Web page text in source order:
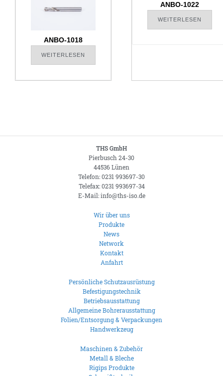
ANBO-1018
WEITERLESEN
ANBO-1022
WEITERLESEN
THS GmbH
Pierbusch 24-30
44536 Lünen
Telefon: 0231 993697-30
Telefax: 0231 993697-34
E-Mail: info@ths-iso.de
Wir über uns
Produkte
News
Network
Kontakt
Anfahrt
Persönliche Schutzausrüstung
Befestigungstechnik
Betriebsausstattung
Allgemeine Bohrerausstattung
Folien/Entsorgung & Verpackungen
Handwerkzeug
Maschinen & Zubehör
Metall & Bleche
Rigips Produkte